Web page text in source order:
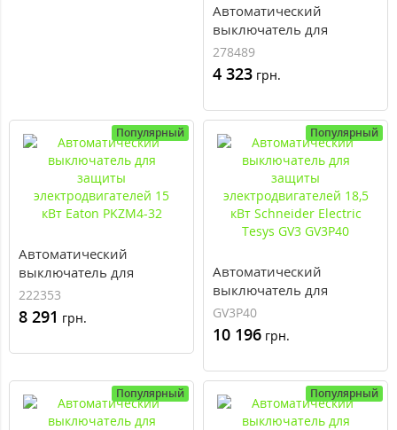
Автоматический
выключатель для
защиты
электродвигателей 15
кВт Eaton PKZM0-32
278489
4 323 грн.
Популярный
Автоматический
выключатель для
защиты
электродвигателей 15
кВт Eaton PKZM4-32
222353
8 291 грн.
Популярный
Автоматический
выключатель для
защиты
электродвигателей 18,5
кВт Schneider Electric
GV3P40
10 196 грн.
Популярный Популярный